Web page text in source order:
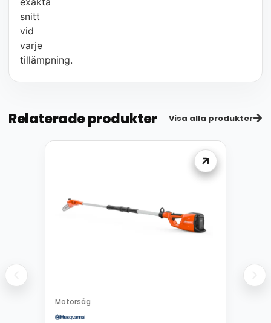
snitt
vid
varje
tillämpning.
Relaterade produkter Visa alla produkter
Motorsåg